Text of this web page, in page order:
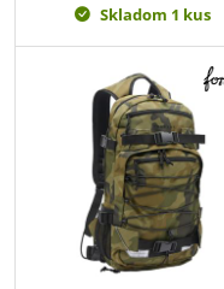
Skladom 1 kus